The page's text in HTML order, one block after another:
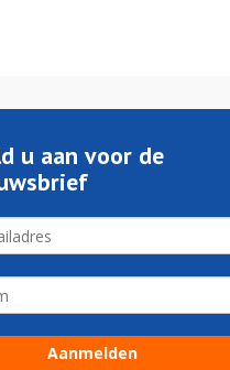
u aan voor de